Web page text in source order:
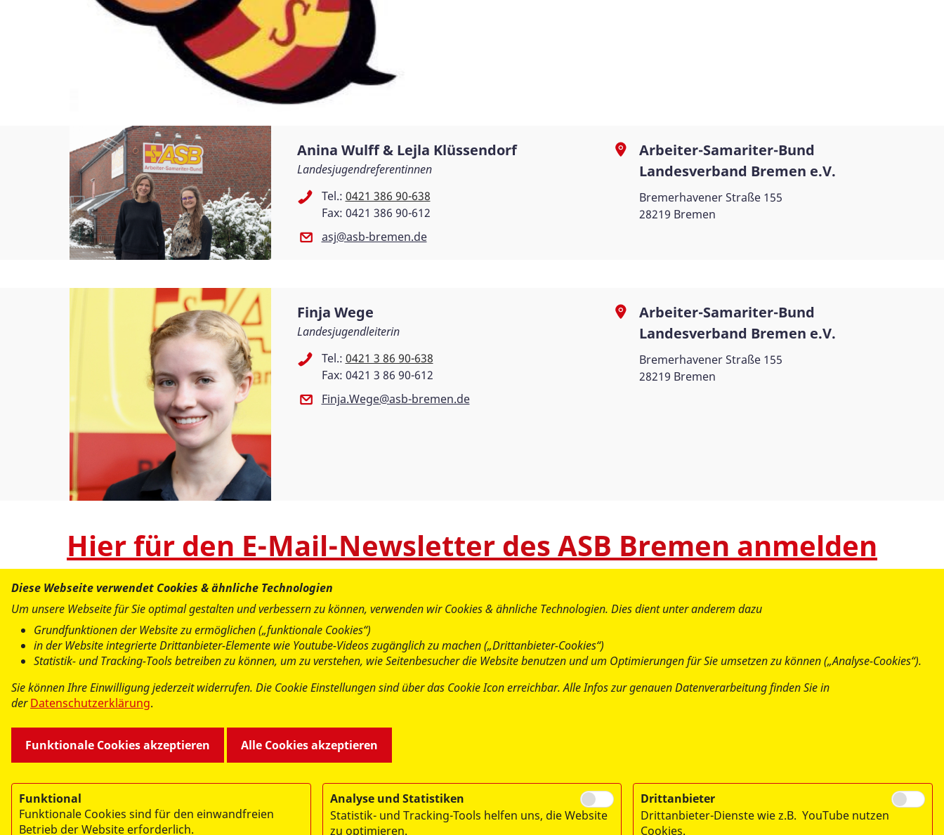
Anina Wulff & Lejla Klüssendorf
Landesjugendreferentinnen
Tel.: 0421 386 90-638
Fax: 0421 386 90-612
asj@asb-bremen.de
Arbeiter-Samariter-Bund
Landesverband Bremen e.V.
Bremerhavener Straße 155
28219 Bremen
Finja Wege
Landesjugendleiterin
Tel.: 0421 3 86 90-638
Fax: 0421 3 86 90-612
Finja.Wege@asb-bremen.de
Arbeiter-Samariter-Bund
Landesverband Bremen e.V.
Bremerhavener Straße 155
28219 Bremen
Hier für den E-Mail-Newsletter des ASB Bremen anmelden
Diese Webseite verwendet Cookies & ähnliche Technologien
Um unsere Webseite für Sie optimal gestalten und verbessern zu können, verwenden wir Cookies & ähnliche Technologien. Dies dient unter anderem dazu
Grundfunktionen der Website zu ermöglichen („funktionale Cookies“)
in der Website integrierte Drittanbieter-Elemente wie Youtube-Videos zugänglich zu machen („Drittanbieter-Cookies“)
Statistik- und Tracking-Tools betreiben zu können, um zu verstehen, wie Seitenbesucher die Website benutzen und um Optimierungen für Sie umsetzen zu können („Analyse-Cookies“).
Sie können Ihre Einwilligung jederzeit widerrufen. Die Cookie Einstellungen sind über das Cookie Icon erreichbar. Alle Infos zur genauen Datenverarbeitung finden Sie in
derDatenschutzerklärung.
Funktionale Cookies akzeptieren Alle Cookies akzeptieren
Funktional
Funktionale Cookies sind für den einwandfreien
Betrieb der Website erforderlich.
Analyse und Statistiken
Statistik- und Tracking-Tools helfen uns, die Website
zu optimieren.
Drittanbieter
Drittanbieter-Dienste wie z.B. YouTube nutzen
Cookies.